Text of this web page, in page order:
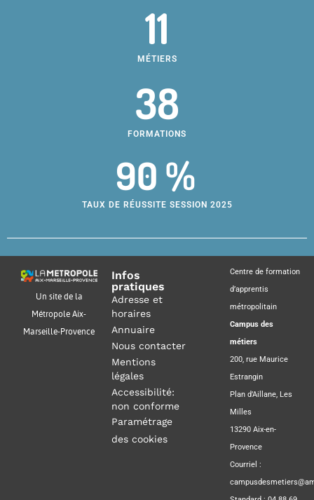
11
MÉTIERS
38
FORMATIONS
90 %
TAUX DE RÉUSSITE SESSION 2025
Un site de la
Métropole Aix-
Marseille-Provence
Infos
pratiques
Adresse et
horaires
Annuaire
Nous contacter
Mentions
légales
Accessibilité:
non conforme
Paramétrage
des cookies
Centre de formation
d’apprentis
métropolitain
Campus des
métiers
200, rue Maurice
Estrangin
Plan d’Aillane, Les
Milles
13290 Aix-en-
Provence
Courriel :